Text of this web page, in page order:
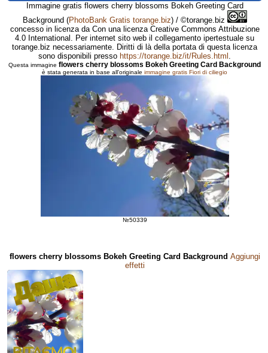
Immagine gratis flowers cherry blossoms Bokeh Greeting Card
Background (PhotoBank Gratis torange.biz) / ©torange.biz
concesso in licenza da Con una licenza Creative Commons Attribuzione
4.0 International. Per internet sito web il collegamento ipertestuale su
torange.biz necessariamente. Diritti di là della portata di questa licenza
sono disponibili presso https://torange.biz/it/Rules.html
Questa immagine flowers cherry blossoms Bokeh Greeting Card Background
è stata generata in base all'originale immagine gratis Fiori di ciliegio
№50339
flowers cherry blossoms Bokeh Greeting Card Background Aggiungi
effetti